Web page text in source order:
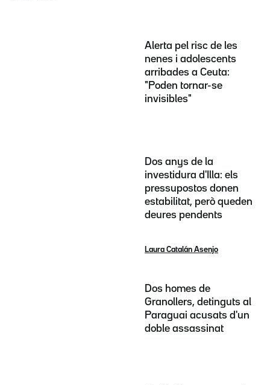
Alerta pel risc de les
nenes i adolescents
arribades a Ceuta:
"Poden tornar-se
invisibles"
Dos anys de la
investidura d'Illa: els
pressupostos donen
estabilitat, però queden
deures pendents
Laura Catalán Asenjo
Dos homes de
Granollers, detinguts al
Paraguai acusats d'un
doble assassinat